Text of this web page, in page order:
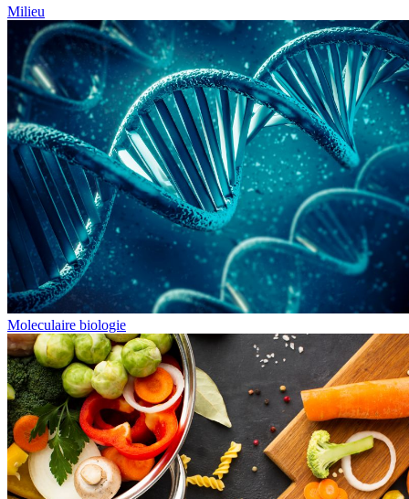
Milieu
Moleculaire biologie